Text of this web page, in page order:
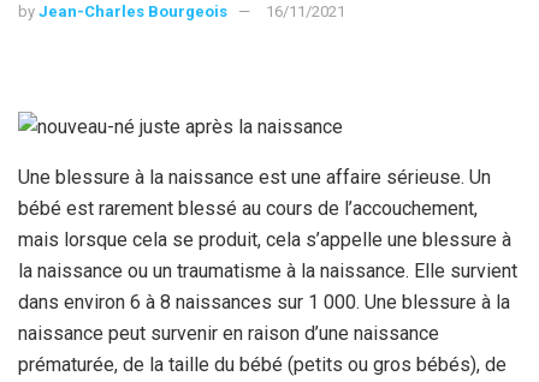
by Jean-Charles Bourgeois 16/11/2021
Une blessure à la naissance est une affaire sérieuse. Un
bébé est rarement blessé au cours de l’accouchement,
mais lorsque cela se produit, cela s’appelle une blessure à
la naissance ou un traumatisme à la naissance. Elle survient
dans environ 6 à 8 naissances sur 1 000. Une blessure à la
naissance peut survenir en raison d’une naissance
prématurée, de la taille du bébé (petits ou gros bébés), de